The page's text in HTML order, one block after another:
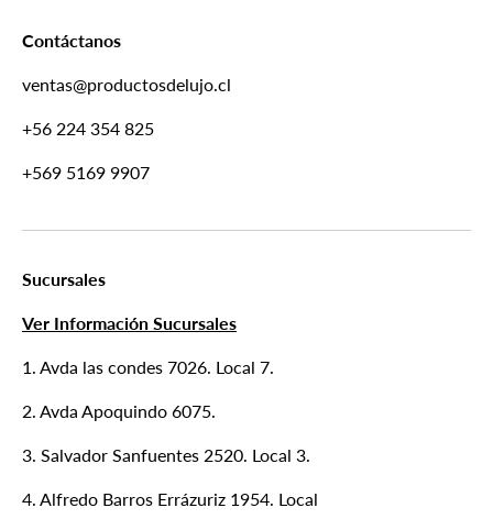
Contáctanos
ventas@productosdelujo.cl
+56 224 354 825
+569 5169 9907
Sucursales
Ver Información Sucursales
1. Avda las condes 7026. Local 7.
2. Avda Apoquindo 6075.
3. Salvador Sanfuentes 2520. Local 3.
4. Alfredo Barros Errázuriz 1954. Local